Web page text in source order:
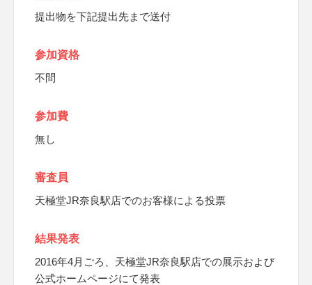
提出物を下記提出先まで送付
参加資格
不問
参加費
無し
審査員
天極堂JR奈良駅店でのお客様による投票
結果発表
2016年4月ごろ、天極堂JR奈良駅店での展示および
公式ホームページにて発表